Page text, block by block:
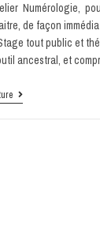
Numérologie,
de façon
tout public et
ancestral, et